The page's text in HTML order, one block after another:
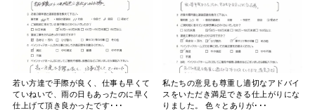
若い方達で手際が良く、仕事も早くて
ていねいで、雨の日もあったのに早く
仕上げて頂き良かったです･･･
私たちの意見も尊重し適切なアドバイ
スをいただき満足できる仕上がりにな
りました。 色々とありが･･･